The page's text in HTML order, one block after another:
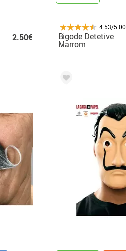
2.50€
4.53/5.00
Bigode Detetive
Marrom